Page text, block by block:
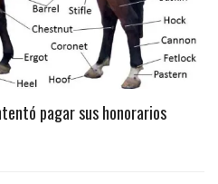
pagar sus honorarios